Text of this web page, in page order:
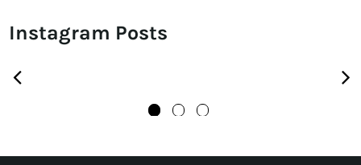
Instagram Posts